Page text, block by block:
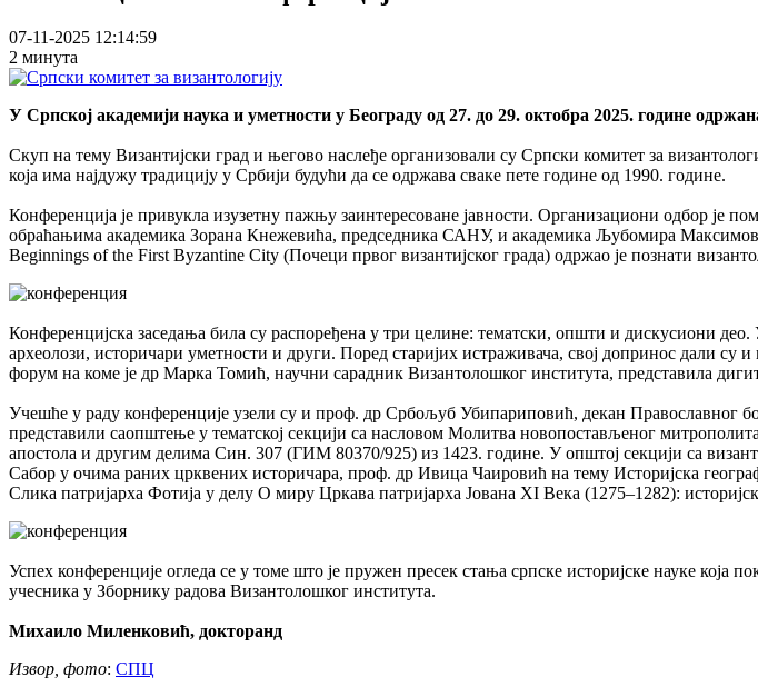
07-11-2025 12:14:59
2 минута
У Српској академији наука и уметности у Београду од 27. до 29. октобра 2025. године
Скуп на тему Византијски град и његово наслеђе организовали су Српски комитет за
која има најдужу традицију у Србији будући да се одржава сваке пете године од 1990. године.
Конференција је привукла изузетну пажњу заинтересоване јавности. Организациони одбор је
обраћањима академика Зорана Кнежевића, председника САНУ, и академика Љубомира
Beginnings of the First Byzantine City (Почеци првог византијског града) одржао је познати
Конференцијска заседања била су распоређена у три целине: тематски, општи и дискусиони
археолози, историчари уметности и други. Поред старијих истраживача, свој допринос дали
форум на коме је др Марка Томић, научни сарадник Византолошког института, представила
Учешће у раду конференције узели су и проф. др Србољуб Убипариповић, декан Православног
представили саопштење у тематској секцији са насловом Молитва новопостављеног
апостола и другим делима Син. 307 (ГИМ 80370/925) из 1423. године. У општој секцији са
Сабор у очима раних црквених историчара, проф. др Ивица Чаировић на тему Историјска
Слика патријарха Фотија у делу О миру Цркава патријарха Јована XI Века (1275–1282):
Успех конференције огледа се у томе што је пружен пресек стања српске историјске науке која
учесника у Зборнику радова Византолошког института.
Михаило Миленковић, докторанд
Извор, фото: СПЦ